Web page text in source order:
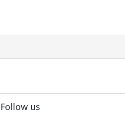
Follow us